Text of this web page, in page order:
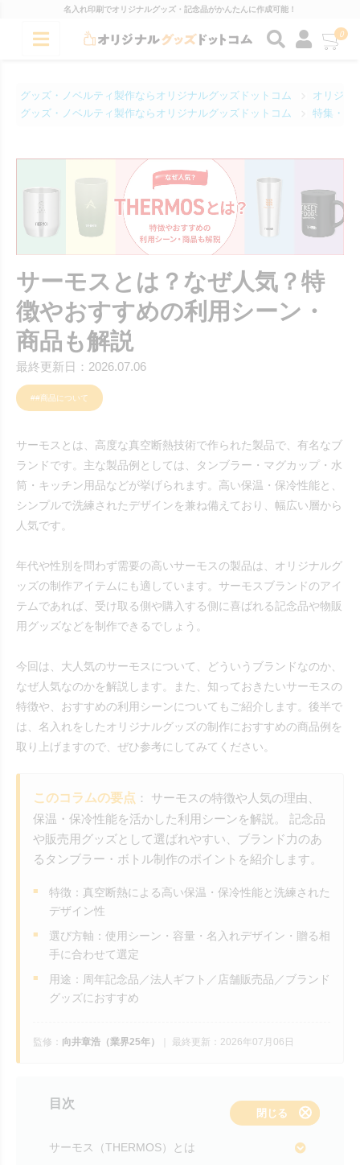
名入れ印刷でオリジナルグッズ・記念品がかんたんに作成可能！
0
グッズ・ノベルティ製作ならオリジナルグッズドットコム
オリジナ
グッズ・ノベルティ製作ならオリジナルグッズドットコム
特集・コ
サーモスとは？なぜ人気？特
徴やおすすめの利用シーン・
商品も解説
最終更新日：2026.07.06
##商品について
サーモスとは、高度な真空断熱技術で作られた製品で、有名なブ
ランドです。主な製品例としては、タンブラー・マグカップ・水
筒・キッチン用品などが挙げられます。高い保温・保冷性能と、
シンプルで洗練されたデザインを兼ね備えており、幅広い層から
人気です。
年代や性別を問わず需要の高いサーモスの製品は、オリジナルグ
ッズの制作アイテムにも適しています。サーモスブランドのアイ
テムであれば、受け取る側や購入する側に喜ばれる記念品や物販
用グッズなどを制作できるでしょう。
今回は、大人気のサーモスについて、どういうブランドなのか、
なぜ人気なのかを解説します。また、知っておきたいサーモスの
特徴や、おすすめの利用シーンについてもご紹介します。後半で
は、名入れをしたオリジナルグッズの制作におすすめの商品例を
取り上げますので、ぜひ参考にしてみてください。
このコラムの要点 ： サーモスの特徴や人気の理由、
保温・保冷性能を活かした利用シーンを解説。 記念品
や販売用グッズとして選ばれやすい、ブランド力のあ
るタンブラー・ボトル制作のポイントを紹介します。
特徴：真空断熱による高い保温・保冷性能と洗練された
デザイン性
選び方軸：使用シーン・容量・名入れデザイン・贈る相
手に合わせて選定
用途：周年記念品／法人ギフト／店舗販売品／ブランド
グッズにおすすめ
監修： 向井章浩（業界25年） 最終更新：2026年07月06日
目次
表示する
閉じる
サーモス（THERMOS）とは